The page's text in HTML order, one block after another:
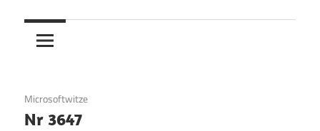
12. September 2018
Microsoftwitze
Nr 3647